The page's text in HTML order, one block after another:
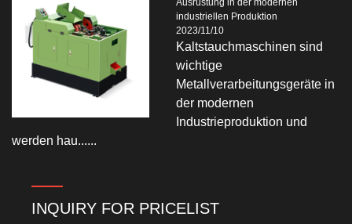
industriellen Produktion
2023/11/10
Kaltstauchmaschinen sind
wichtige
Metallverarbeitungsgeräte in
der modernen
Industrieproduktion und
werden hau......
INQUIRY FOR PRICELIST